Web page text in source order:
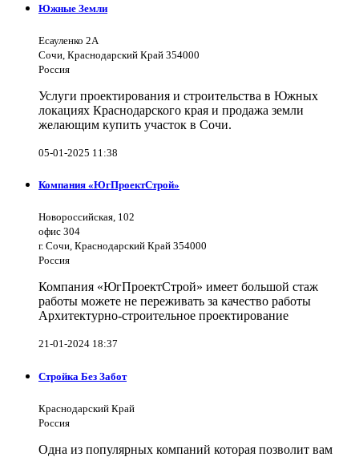
Южные Земли
Есауленко 2А
Сочи, Краснодарский Край 354000
Россия
Услуги проектирования и строительства в Южных
локациях Краснодарского края и продажа земли
желающим купить участок в Сочи.
05-01-2025 11:38
Компания «ЮгПроектСтрой»
Новороссийская, 102
офис 304
г. Сочи, Краснодарский Край 354000
Россия
Компания «ЮгПроектСтрой» имеет большой стаж
работы можете не переживать за качество работы
Архитектурно-строительное проектирование
21-01-2024 18:37
Стройка Без Забот
Краснодарский Край
Россия
Одна из популярных компаний которая позволит вам